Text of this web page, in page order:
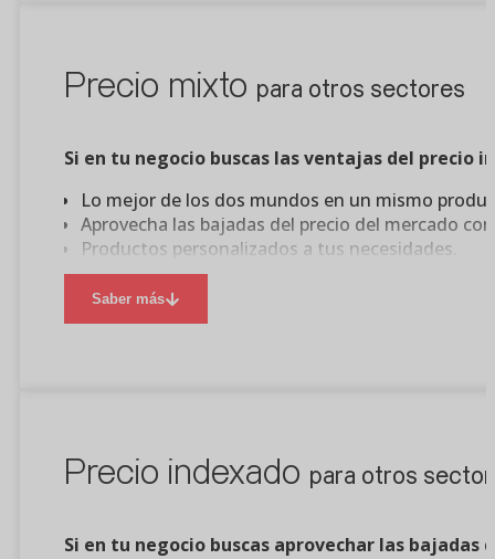
Precio mixto para otros sectores
Si en tu negocio buscas las ventajas del
Lo mejor de los dos mundos en un mismo
Aprovecha las bajadas del precio del mercado
Productos personalizados a tus necesidades.
Fórmula de control sencilla y transparente.
Saber más
Precio indexado para otros
Si en tu negocio buscas aprovechar las